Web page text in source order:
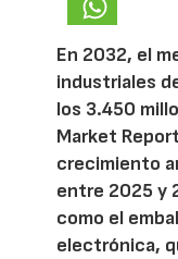
En 2032, el
industriales
los 3.450
Market
crecimiento
entre 2025 y
como el
electrónica,